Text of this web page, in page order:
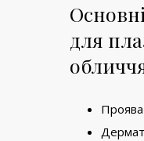
для
Проява